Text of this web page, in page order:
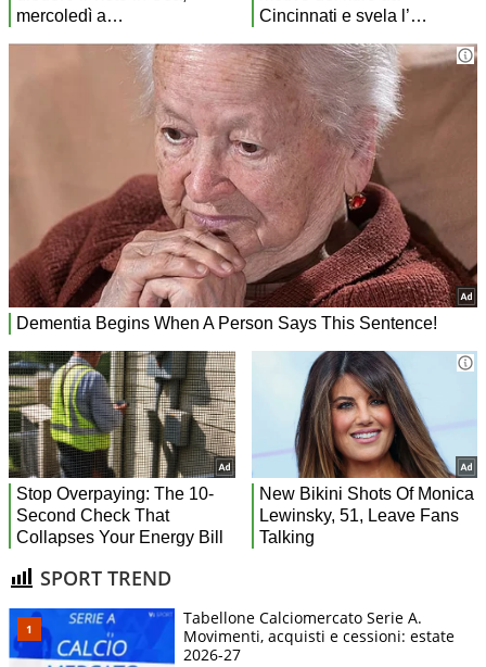
SPORT TREND
Tabellone Calciomercato Serie A.
Movimenti, acquisti e cessioni: estate
2026-27